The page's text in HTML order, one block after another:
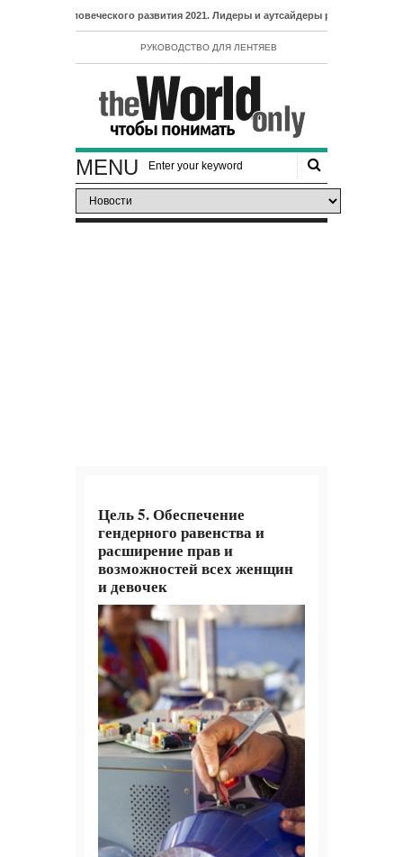
человеческого развития 2021. Лидеры и аутсайдеры рейтинга ИЧР
РУКОВОДСТВО ДЛЯ ЛЕНТЯЕВ
MENU
Цель 5. Обеспечение
гендерного равенства и
расширение прав и
возможностей всех женщин
и девочек